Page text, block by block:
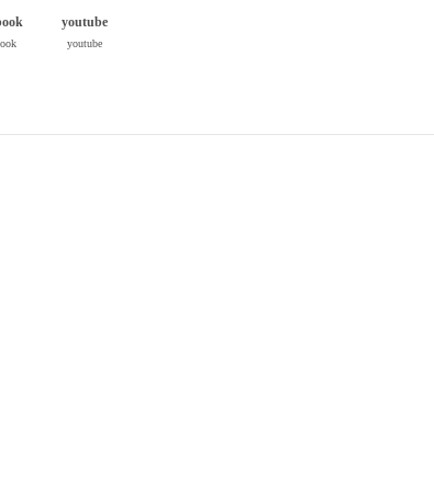
youtube
youtube